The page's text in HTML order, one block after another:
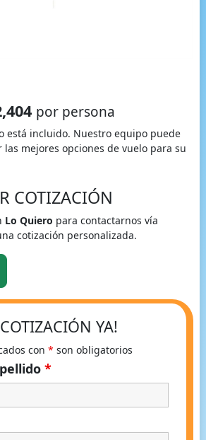
por persona
está incluido. Nuestro equipo puede
mejores opciones de vuelo para su
COTIZACIÓN
Lo Quiero para contactarnos vía
cotización personalizada.
YA!
con * son obligatorios
*